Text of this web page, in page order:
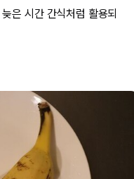
은 시간 간식처럼 활용되